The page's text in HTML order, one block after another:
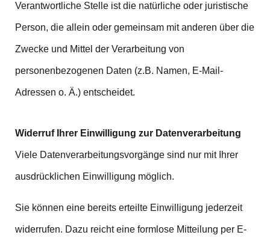
Verantwortliche Stelle ist die natürliche oder juristische
Person, die allein oder gemeinsam mit anderen über die
Zwecke und Mittel der Verarbeitung von
personenbezogenen Daten (z.B. Namen, E-Mail-
Adressen o. Ä.) entscheidet.
Widerruf Ihrer Einwilligung zur Datenverarbeitung
Viele Datenverarbeitungsvorgänge sind nur mit Ihrer
ausdrücklichen Einwilligung möglich.
Sie können eine bereits erteilte Einwilligung jederzeit
widerrufen. Dazu reicht eine formlose Mitteilung per E-